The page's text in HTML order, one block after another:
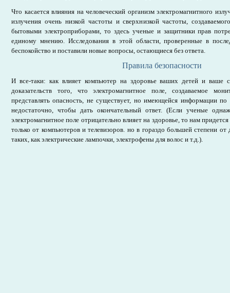
Что касается влияния на человеческий организм электромагнитного
излучения очень низкой частоты и сверхнизкой частоты,
бытовыми электроприборами, то здесь ученые и защитники прав
единому мнению. Исследования в этой области, проверенные в
беспокойство и поставили новые вопросы, остающиеся без ответа.
Правила безопасности
И все-таки: как влияет компьютер на здоровье ваших детей и ваше
доказательств того, что электромагнитное поле, создаваемое
представлять опасность, не существует, но имеющейся информации
недостаточно, чтобы дать окончательный ответ. (Если ученые
электромагнитное поле отрицательно влияет на здоровье, то нам
только от компьютеров и телевизоров. но в гораздо большей степени
таких, как электрические лампочки, электрофены для волос и т.д.).